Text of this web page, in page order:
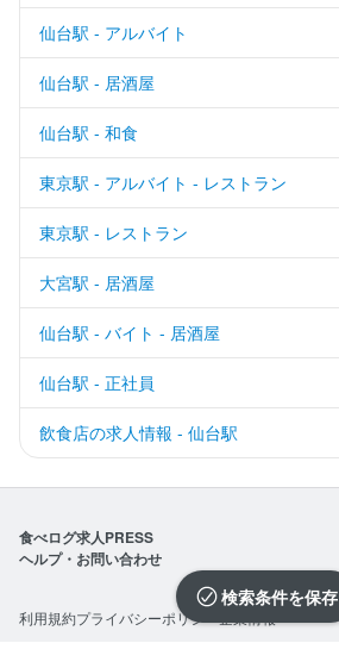
検索条件を保存
仙台駅 - アルバイト
仙台駅 - 居酒屋
仙台駅 - 和食
東京駅 - アルバイト - レストラン
東京駅 - レストラン
大宮駅 - 居酒屋
仙台駅 - バイト - 居酒屋
仙台駅 - 正社員
飲食店の求人情報 - 仙台駅
食べログ求人PRESS
ヘルプ・お問い合わせ
利用規約プライバシーポリシー